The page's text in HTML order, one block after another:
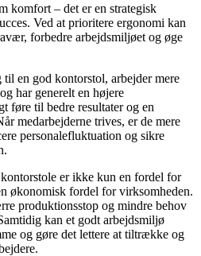
komfort – det er en strategisk
Ved at prioritere ergonomi kan
forbedre arbejdsmiljøet og øge
til en god kontorstol, arbejder mere
har generelt en højere
føre til bedre resultater og en
medarbejderne trives, er de mere
personalefluktuation og sikre
er ikke kun en fordel for
økonomisk fordel for virksomheden.
produktionsstop og mindre behov
kan et godt arbejdsmiljø
og gøre det lettere at tiltrække og